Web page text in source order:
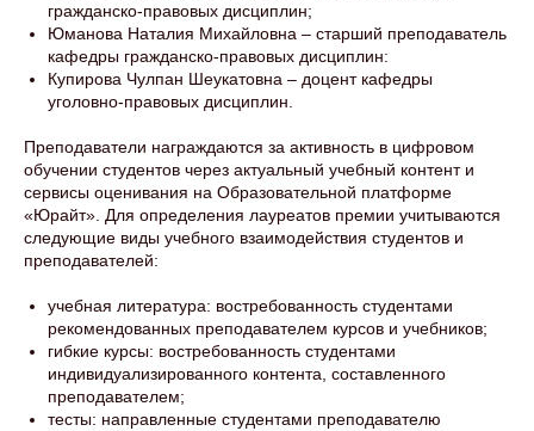
гражданско-правовых дисциплин;
Юманова Наталия Михайловна – старший преподаватель
кафедры гражданско-правовых дисциплин:
Купирова Чулпан Шеукатовна – доцент кафедры
уголовно-правовых дисциплин.
Преподаватели награждаются за активность в цифровом
обучении студентов через актуальный учебный контент и
сервисы оценивания на Образовательной платформе
«Юрайт». Для определения лауреатов премии учитываются
следующие виды учебного взаимодействия студентов и
преподавателей:
учебная литература: востребованность студентами
рекомендованных преподавателем курсов и учебников;
гибкие курсы: востребованность студентами
индивидуализированного контента, составленного
преподавателем;
тесты: направленные студентами преподавателю